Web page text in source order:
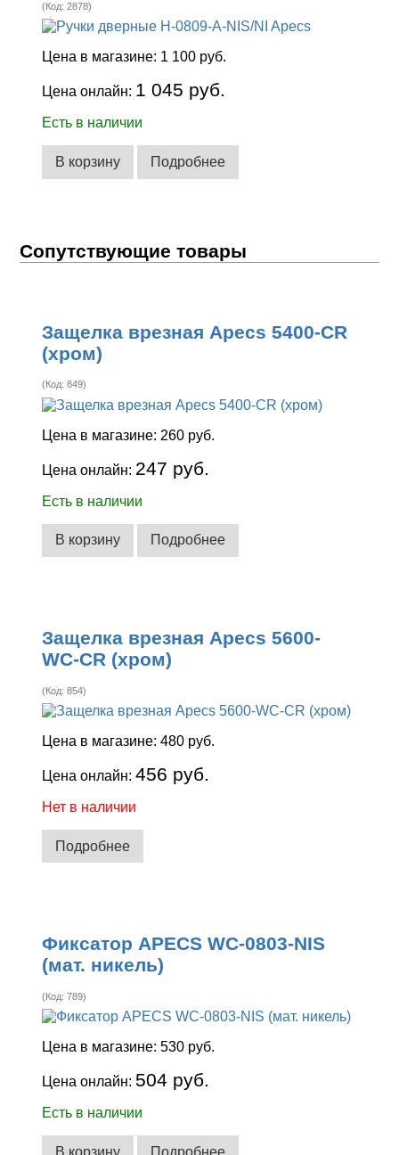
(Код:2878)
Цена в магазине: 1 100 руб.
Цена онлайн: 1 045 руб.
Есть в наличии
В корзину Подробнее
Сопутствующие товары
Защелка врезная Apecs 5400-CR
(хром)
(Код:849)
Цена в магазине: 260 руб.
Цена онлайн: 247 руб.
Есть в наличии
В корзину Подробнее
Защелка врезная Apecs 5600-
WC-CR (хром)
(Код:854)
Цена в магазине:480 руб.
Цена онлайн:456 руб.
Нет в наличии
Подробнее
Фиксатор APECS WC-0803-NIS
(мат. никель)
(Код:789)
Цена в магазине:530 руб.
Цена онлайн: 504 руб.
Есть в наличии
В корзину Подробнее